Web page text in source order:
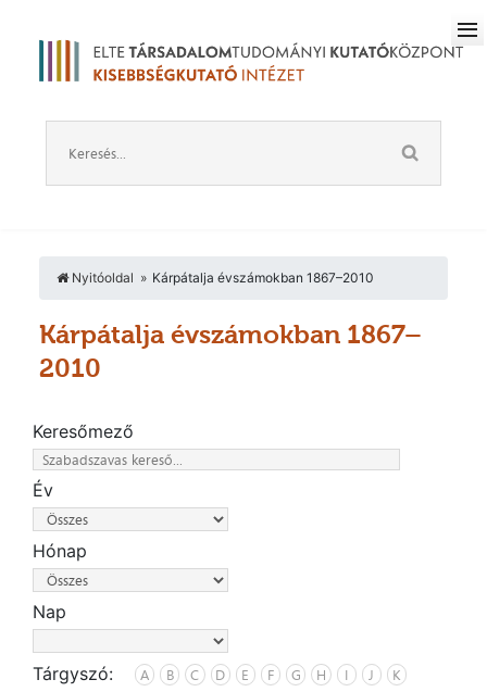
Nyitóoldal Kárpátalja évszámokban 1867–2010
Kárpátalja évszámokban 1867–
2010
Keresőmező
Év
Hónap
Nap
Tárgyszó: A B C D E F G H I J
K